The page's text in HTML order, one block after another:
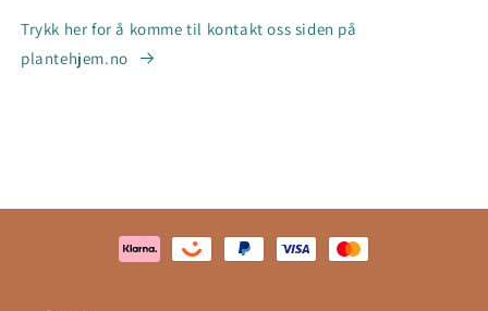
Trykk her for å komme til kontakt oss siden på
plantehjem.no